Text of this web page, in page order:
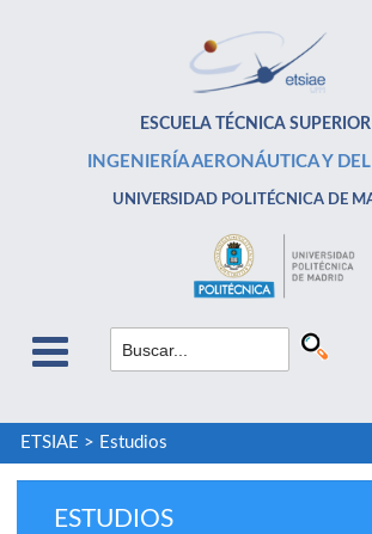
ESCUELA TÉCNICA
INGENIERÍA AERONÁUTICA Y
UNIVERSIDAD POLITÉCNICA DE
ETSIAE > Estudios
ESTUDIOS